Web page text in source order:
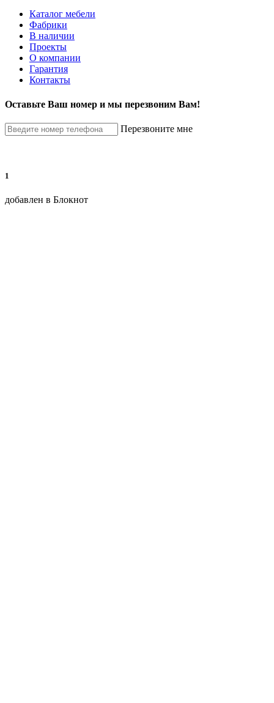
Каталог мебели
Фабрики
В наличии
Проекты
О компании
Гарантия
Контакты
Оставьте Ваш номер и мы перезвоним Вам!
Перезвоните мне
1
добавлен в Блокнот